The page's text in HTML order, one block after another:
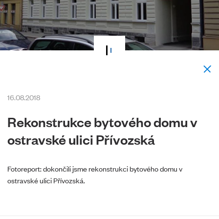
16.08.2018
Rekonstrukce bytového domu v
ostravské ulici Přívozská
Fotoreport: dokončili jsme rekonstrukci bytového domu v
ostravské ulici Přívozská.